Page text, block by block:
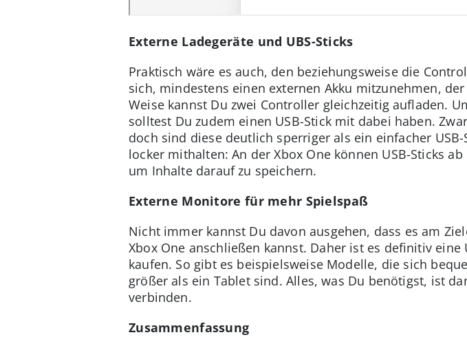
Externe Ladegeräte und UBS-Sticks
Praktisch wäre es auch, den beziehungsweise die
sich, mindestens einen externen Akku mitzunehmen,
Weise kannst Du zwei Controller gleichzeitig aufladen.
solltest Du zudem einen USB-Stick mit dabei haben.
doch sind diese deutlich sperriger als ein einfacher
locker mithalten: An der Xbox One können USB-Sticks
um Inhalte darauf zu speichern.
Externe Monitore für mehr Spielspaß
Nicht immer kannst Du davon ausgehen, dass es am
Xbox One anschließen kannst. Daher ist es definitiv
kaufen. So gibt es beispielsweise Modelle, die sich
größer als ein Tablet sind. Alles, was Du benötigst, ist
verbinden.
Zusammenfassung